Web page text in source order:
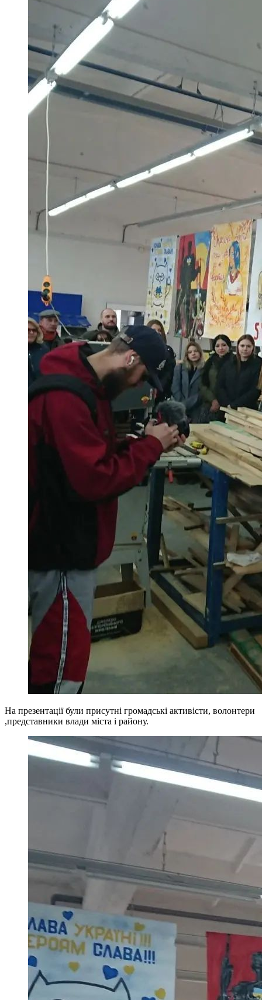
На презентації були присутні громадські активісти, волонтери
,представники влади міста і району.